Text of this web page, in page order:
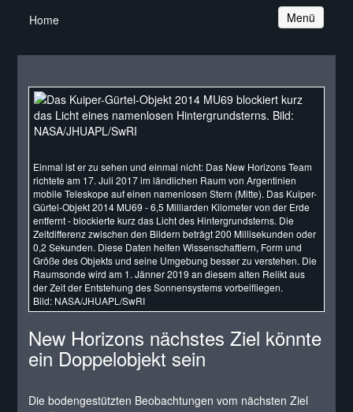
Navigation
Menü
Home
Einmal ist er zu sehen und einmal nicht: Das New Horizons Team
richtete am 17. Juli 2017 im ländlichen Raum von Argentinien
mobile Teleskope auf einen namenlosen Stern (Mitte). Das Kuiper-
Gürtel-Objekt 2014 MU69 - 6,5 Milliarden Kilometer von der Erde
entfernt - blockierte kurz das Licht des Hintergrundsterns. Die
Zeitdifferenz zwischen den Bildern beträgt 200 Millisekunden oder
0,2 Sekunden. Diese Daten helfen Wissenschaftlern, Form und
Größe des Objekts und seine Umgebung besser zu verstehen. Die
Raumsonde wird am 1. Jänner 2019 an diesem alten Relikt aus
der Zeit der Entstehung des Sonnensystems vorbeifliegen.
Bild: NASA/JHUAPL/SwRI
New Horizons nächstes Ziel könnte
ein Doppelobjekt sein
Die bodengestützten Beobachtungen vom nächsten Ziel